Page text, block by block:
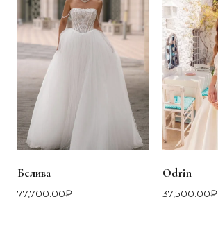
Белива
77,700.00₽
Odrin
37,500.00₽